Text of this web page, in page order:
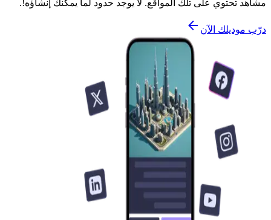
مشاهد تحتوي على تلك المواقع. لا يوجد حدود لما يمكنك إنشاؤه!.
درّب موديلك الآن